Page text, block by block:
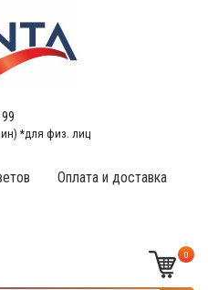
*для физ. лиц
Оплата и доставка
0